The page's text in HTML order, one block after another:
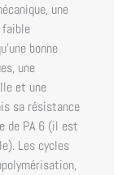
une
faible
bonne
une
et une
sa résistance
de PA 6 (il est
Les cycles